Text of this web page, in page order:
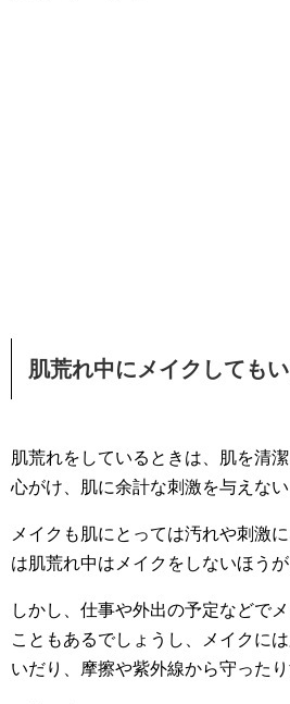
肌荒れ中にメイクしても
肌荒れをしているときは、肌を清
心がけ、肌に余計な刺激を与えない
メイクも肌にとっては汚れや刺激
は肌荒れ中はメイクをしないほうが
しかし、仕事や外出の予定などで
こともあるでしょうし、メイクに
いだり、摩擦や紫外線から守った